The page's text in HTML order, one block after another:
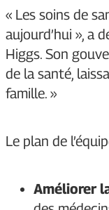
« Les soins de
aujourd’hui », a
Higgs. Son
de la santé,
famille. »
Le plan de
Améliorer